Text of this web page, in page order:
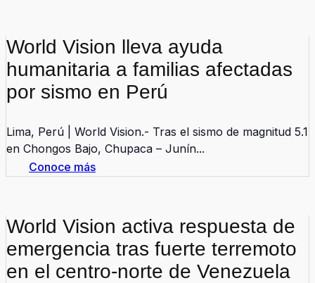
World Vision lleva ayuda
humanitaria a familias afectadas
por sismo en Perú
Lima, Perú | World Vision.- Tras el sismo de magnitud 5.1
en Chongos Bajo, Chupaca – Junín...
Conoce más
World Vision activa respuesta de
emergencia tras fuerte terremoto
en el centro-norte de Venezuela